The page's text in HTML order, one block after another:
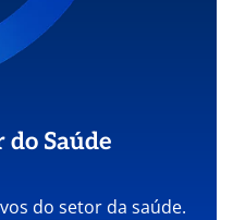
Saúde
do setor da saúde.